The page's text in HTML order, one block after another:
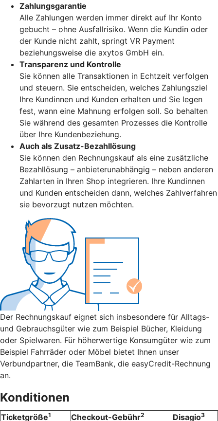
Zahlungsgarantie
Alle Zahlungen werden immer direkt auf Ihr Konto
gebucht – ohne Ausfallrisiko. Wenn die Kundin oder
der Kunde nicht zahlt, springt VR Payment
beziehungsweise die axytos GmbH ein.
Transparenz und Kontrolle
Sie können alle Transaktionen in Echtzeit verfolgen
und steuern. Sie entscheiden, welches Zahlungsziel
Ihre Kundinnen und Kunden erhalten und Sie legen
fest, wann eine Mahnung erfolgen soll. So behalten
Sie während des gesamten Prozesses die Kontrolle
über Ihre Kundenbeziehung.
Auch als Zusatz-Bezahllösung
Sie können den Rechnungskauf als eine zusätzliche
Bezahllösung – anbieterunabhängig – neben anderen
Zahlarten in Ihren Shop integrieren. Ihre Kundinnen
und Kunden entscheiden dann, welches Zahlverfahren
sie bevorzugt nutzen möchten.
Der Rechnungskauf eignet sich insbesondere für Alltags-
und Gebrauchsgüter wie zum Beispiel Bücher, Kleidung
oder Spielwaren. Für höherwertige Konsumgüter wie zum
Beispiel Fahrräder oder Möbel bietet Ihnen unser
Verbundpartner, die TeamBank, die easyCredit-Rechnung
an.
Konditionen
Ticketgröße1 Checkout-Gebühr2 Disagio3